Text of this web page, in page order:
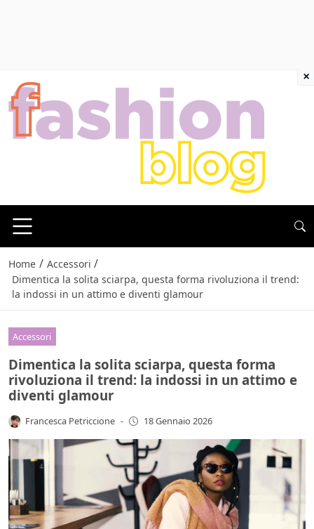
Home / Accessori /
Dimentica la solita sciarpa, questa forma rivoluziona il trend:
la indossi in un attimo e diventi glamour
Accessori
Dimentica la solita sciarpa, questa forma
rivoluziona il trend: la indossi in un attimo e
diventi glamour
Francesca Petriccione - 18 Gennaio 2026
×